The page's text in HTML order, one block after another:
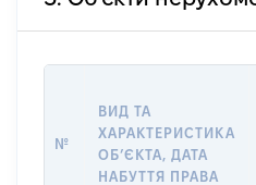
№
ВИД ТА
ХАРАКТЕРИСТИКА
ОБʼЄКТА, ДАТА
НАБУТТЯ ПРАВА